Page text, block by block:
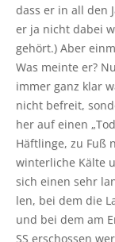
dass er in all den
er ja nicht dabei
gehört.) Aber
Was mein­te er?
immer ganz klar
nicht befreit,
her auf einen
Häft­lin­ge, zu Fuß
win­ter­li­che Käl­te
sich einen sehr
len, bei dem die
und bei dem am
SS erschos­sen